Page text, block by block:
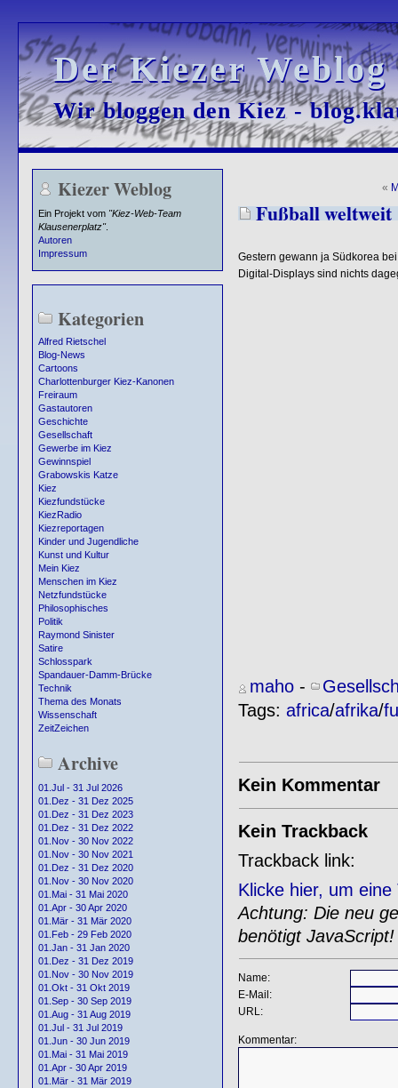
Der Kiezer
Der Kiezer
Wir bloggen den Kiez -
Wir bloggen den Kiez -
Kiezer Weblog
Ein Projekt vom "Kiez-Web-Team
Klausenerplatz".
Autoren
Impressum
Kategorien
Alfred Rietschel
Blog-News
Cartoons
Charlottenburger Kiez-Kanonen
Freiraum
Gastautoren
Geschichte
Gesellschaft
Gewerbe im Kiez
Gewinnspiel
Grabowskis Katze
Kiez
Kiezfundstücke
KiezRadio
Kiezreportagen
Kinder und Jugendliche
Kunst und Kultur
Mein Kiez
Menschen im Kiez
Netzfundstücke
Philosophisches
Politik
Raymond Sinister
Satire
Schlosspark
Spandauer-Damm-Brücke
Technik
Thema des Monats
Wissenschaft
ZeitZeichen
Archive
01.Jul - 31 Jul 2026
01.Dez - 31 Dez 2025
01.Dez - 31 Dez 2023
01.Dez - 31 Dez 2022
01.Nov - 30 Nov 2022
01.Nov - 30 Nov 2021
01.Dez - 31 Dez 2020
01.Nov - 30 Nov 2020
01.Mai - 31 Mai 2020
01.Apr - 30 Apr 2020
01.Mär - 31 Mär 2020
01.Feb - 29 Feb 2020
01.Jan - 31 Jan 2020
01.Dez - 31 Dez 2019
01.Nov - 30 Nov 2019
01.Okt - 31 Okt 2019
01.Sep - 30 Sep 2019
01.Aug - 31 Aug 2019
01.Jul - 31 Jul 2019
01.Jun - 30 Jun 2019
01.Mai - 31 Mai 2019
01.Apr - 30 Apr 2019
01.Mär - 31 Mär 2019
«
Fußball weltweit
Gestern gewann ja Südkorea
Digital-Displays sind nichts
maho-
Tags: africa/afrika/
Kein Kommentar
Kein Trackback
Trackback link:
Klicke hier, um
Achtung: Die neu
benötigt JavaScript!
Name:
E-Mail:
URL:
Kommentar: